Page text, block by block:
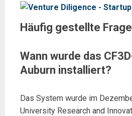
Häufig gestellte
Wann wurde das
Auburn installiert?
Das System wurde im
University Research and